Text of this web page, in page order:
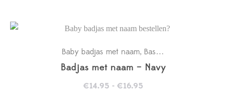
Baby badjas met naam, Basics
Badjas met naam – Navy
€14.95 - €16.95Prijsklasse: